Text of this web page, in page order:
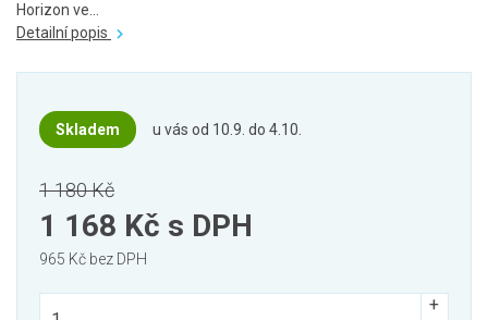
Horizon ve...
Detailní popis
Skladem u vás od 10.9. do 4.10.
1 180 Kč
1 168 Kč s DPH
965 Kč bez DPH